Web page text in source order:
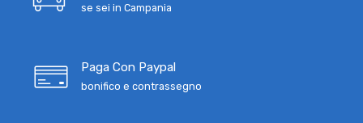
se sei in Campania
Paga Con Paypal
bonifico e contrassegno